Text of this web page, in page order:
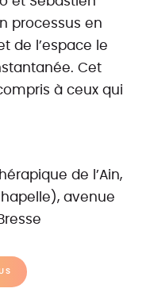
processus en
de l’espace le
Cet
à ceux qui
de l’Ain,
avenue